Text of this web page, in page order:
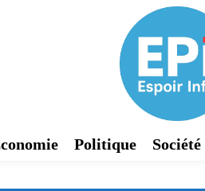
Politique Société